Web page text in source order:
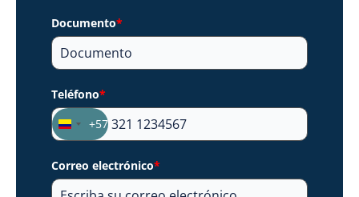
Documento*
Teléfono*
Colombia
+57
+57
Correo electrónico*